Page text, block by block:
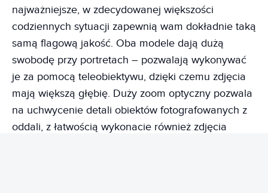
najważniejsze, w zdecydowanej większości
codziennych sytuacji zapewnią wam dokładnie taką
samą flagową jakość. Oba modele dają dużą
swobodę przy portretach – pozwalają wykonywać
je za pomocą teleobiektywu, dzięki czemu zdjęcia
mają większą głębię. Duży zoom optyczny pozwala
na uchwycenie detali obiektów fotografowanych z
oddali, z łatwością wykonacie również zdjęcia